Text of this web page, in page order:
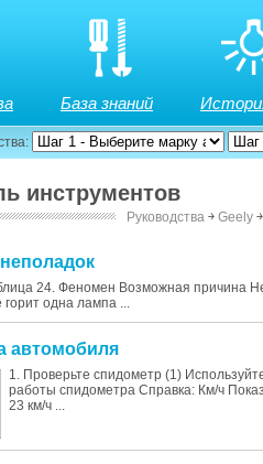
База знаний
инструментов
Руководства ￫ Geely ￫
24. Феномен Возможная причина
одна лампа ...
автомобиля
1. Проверьте спидометр (1)
работы спидометра Справка: Км/ч
23 км/ч ...